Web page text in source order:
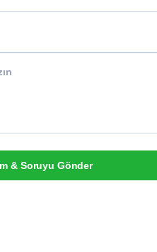
& Soruyu Gönder